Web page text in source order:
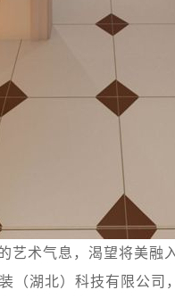
术气息，渴望将美
（湖北）科技有限公